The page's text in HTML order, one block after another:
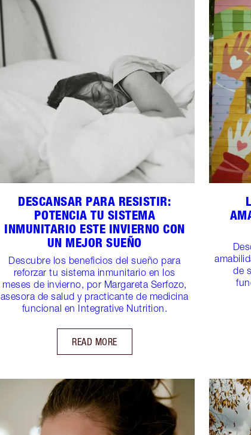
DESCANSAR PARA RESISTIR:
POTENCIA TU SISTEMA
INMUNITARIO ESTE INVIERNO CON
UN MEJOR SUEÑO
Descubre los beneficios del sueño para
reforzar tu sistema inmunitario en los
meses de invierno, por Margareta Serfozo,
asesora de salud y practicante de medicina
funcional en Integrative Nutrition.
READ MORE
de